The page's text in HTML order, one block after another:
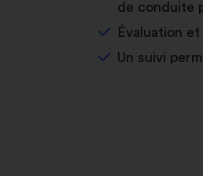
de conduite
Évaluation
Un suivi